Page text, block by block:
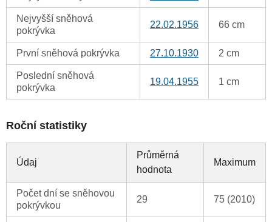
Nejvyšší sněhová
pokrývka
22.02.1956 66 cm
První sněhová pokrývka 27.10.1930 2 cm
Poslední sněhová
pokrývka
19.04.1955 1 cm
Roční statistiky
Údaj
Průměrná
hodnota
Maximum
Počet dní se sněhovou
pokrývkou
29 75 (2010)